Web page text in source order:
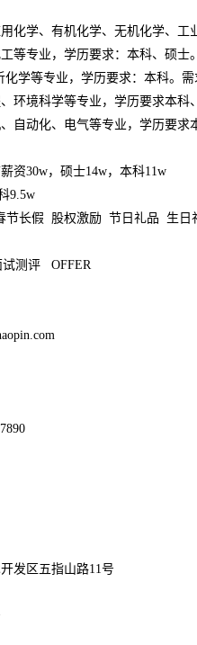
化学、有机化学、无机化学、工
等专业，学历要求：本科、硕士
学等专业，学历要求：本科。需
环境科学等专业，学历要求本科
自动化、电气等专业，学历要求
资30w，硕士14w，本科11w
9.5w
节长假 股权激励 节日礼品 生
测评 OFFER
发区五指山路11号